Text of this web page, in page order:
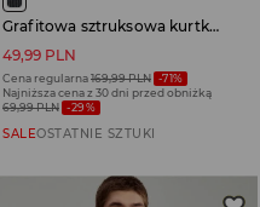
Grafitowa sztruksowa kurtka z kołnierzem
49,99 PLN
Cena regularna169,99 PLN -71%
Najniższa cena z 30 dni przed obniżką
69,99 PLN -29%
SALEOSTATNIE SZTUKI